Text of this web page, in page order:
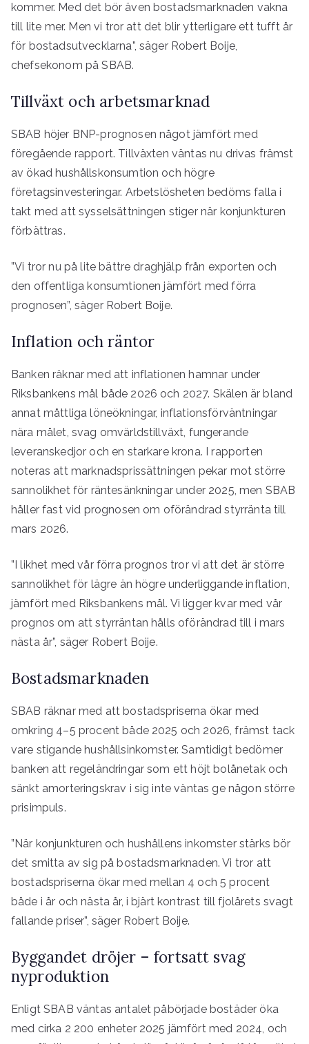
kommer. Med det bör även bostadsmarknaden vakna
till lite mer. Men vi tror att det blir ytterligare ett tufft år
för bostadsutvecklarna”, säger Robert Boije,
chefsekonom på SBAB.
Tillväxt och arbetsmarknad
SBAB höjer BNP-prognosen något jämfört med
föregående rapport. Tillväxten väntas nu drivas främst
av ökad hushållskonsumtion och högre
företagsinvesteringar. Arbetslösheten bedöms falla i
takt med att sysselsättningen stiger när konjunkturen
förbättras.
”Vi tror nu på lite bättre draghjälp från exporten och
den offentliga konsumtionen jämfört med förra
prognosen”, säger Robert Boije.
Inflation och räntor
Banken räknar med att inflationen hamnar under
Riksbankens mål både 2026 och 2027. Skälen är bland
annat måttliga löneökningar, inflationsförväntningar
nära målet, svag omvärldstillväxt, fungerande
leveranskedjor och en starkare krona. I rapporten
noteras att marknadsprissättningen pekar mot större
sannolikhet för räntesänkningar under 2025, men SBAB
håller fast vid prognosen om oförändrad styrränta till
mars 2026.
”I likhet med vår förra prognos tror vi att det är större
sannolikhet för lägre än högre underliggande inflation,
jämfört med Riksbankens mål. Vi ligger kvar med vår
prognos om att styrräntan hålls oförändrad till i mars
nästa år”, säger Robert Boije.
Bostadsmarknaden
SBAB räknar med att bostadspriserna ökar med
omkring 4–5 procent både 2025 och 2026, främst tack
vare stigande hushållsinkomster. Samtidigt bedömer
banken att regeländringar som ett höjt bolånetak och
sänkt amorteringskrav i sig inte väntas ge någon större
prisimpuls.
”När konjunkturen och hushållens inkomster stärks bör
det smitta av sig på bostadsmarknaden. Vi tror att
bostadspriserna ökar med mellan 4 och 5 procent
både i år och nästa år, i bjärt kontrast till fjolårets svagt
fallande priser”, säger Robert Boije.
Byggandet dröjer – fortsatt svag
nyproduktion
Enligt SBAB väntas antalet påbörjade bostäder öka
med cirka 2 200 enheter 2025 jämfört med 2024, och